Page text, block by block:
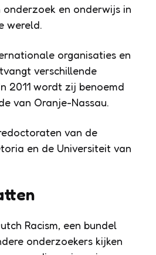
en onderwijs in
wereld.
organisaties en
verschillende
2011 wordt zij benoemd
van Oranje-Nassau.
van de
en de Universiteit van
Racism, een bundel
onderzoekers kijken